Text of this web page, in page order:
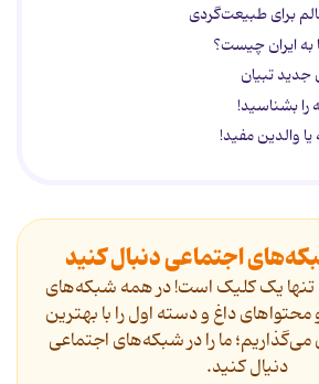
به ایران چیست؟
جدید تبیان
را بشناسید!
والدین مفید!
اجتماعی دنبال کنید
تنها یک کلیک است! در همه شبکه‌های
داغ و دسته اول را با بهترین
می‌گذاریم؛ ما را در شبکه‌های اجتماعی
دنیال کنید.